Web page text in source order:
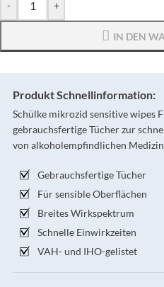
- +
IN DEN
Produkt Schnellinformation:
Schülke mikrozid sensitive wipes
gebrauchsfertige Tücher zur
von alkoholempfindlichen
Gebrauchsfertige Tücher
Für sensible Oberflächen
Breites Wirkspektrum
Schnelle Einwirkzeiten
VAH- und IHO-gelistet